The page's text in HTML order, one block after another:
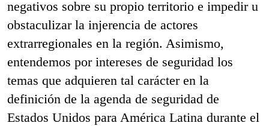
negativos sobre su propio territorio e impedir u
obstaculizar la injerencia de actores
extrarregionales en la región. Asimismo,
entendemos por intereses de seguridad los
temas que adquieren tal carácter en la
definición de la agenda de seguridad de
Estados Unidos para América Latina durante el